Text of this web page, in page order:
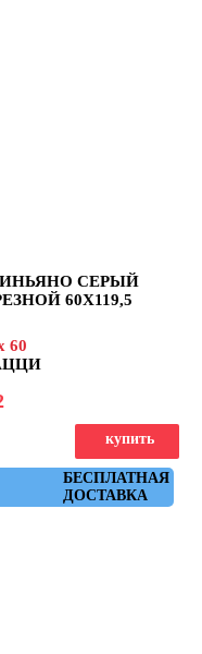
СЕРЫЙ
60Х119,5
60
БЕСПЛАТНАЯ
ДОСТАВКА
купить